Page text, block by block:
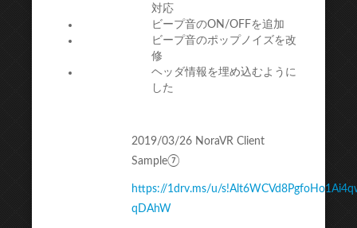
対応
ビープ音のON/OFFを追加
ビープ音のポップノイズを改
修
ヘッダ情報を埋め込むように
した
2019/03/26 NoraVR Client
Sample⑦
https://1drv.ms/u/
qDAhW